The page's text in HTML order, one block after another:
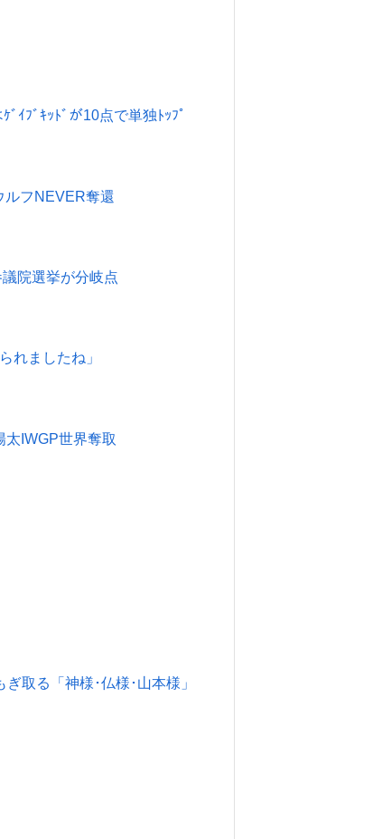
ｲﾌﾞｷｯﾄﾞが10点で単独ﾄｯﾌﾟ
ルフNEVER奪還
院選挙が分岐点
れましたね」
太IWGP世界奪取
取る「神様･仏様･山本様」